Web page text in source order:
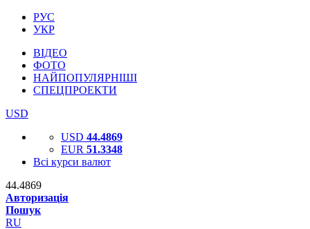
РУС
УКР
ВІДЕО
ФОТО
НАЙПОПУЛЯРНІШІ
СПЕЦПРОЕКТИ
USD
USD 44.4869
EUR 51.3348
Всі курси валют
44.4869
Авторизація
Пошук
RU